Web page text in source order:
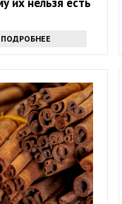
их нельзя есть
ПОДРОБНЕЕ